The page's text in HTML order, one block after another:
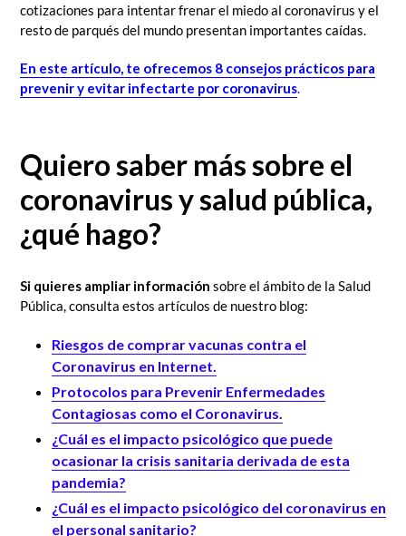
cotizaciones para intentar frenar el miedo al coronavirus y el
resto de parqués del mundo presentan importantes caídas.
En este artículo, te ofrecemos 8 consejos prácticos para
prevenir y evitar infectarte por coronavirus.
Quiero saber más sobre el
coronavirus y salud pública,
¿qué hago?
Si quieres ampliar información sobre el ámbito de la Salud
Pública, consulta estos artículos de nuestro blog:
Riesgos de comprar vacunas contra el
Coronavirus en Internet.
Protocolos para Prevenir Enfermedades
Contagiosas como el Coronavirus.
¿Cuál es el impacto psicológico que puede
ocasionar la crisis sanitaria derivada de esta
pandemia?
¿Cuál es el impacto psicológico del coronavirus en
el personal sanitario?